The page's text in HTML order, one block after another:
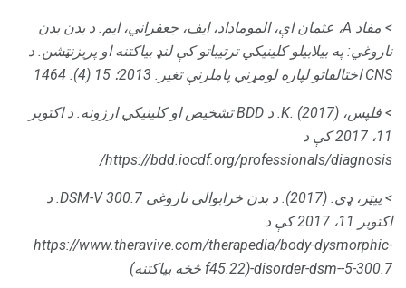
> مفاد A، عثمان اې، الموماداد، ایف، جعفراني، ایم. د بدن بدن
ناروغي: په بیلابیلو کلینیکي ترتیباتو کې لنډ بیاکتنه او پریزنټشن. د
CNS اختالفاتو لپاره لومړني پاملرنې تغیر.
2013؛ 15 (4): 1464
> فلپس، K. (2017). د BDD تشخیص او کلینیکي ارزونه.
د اکتوبر
11، 2017 کې د
https://bdd.iocdf.org/professionals/diagnosis/
> پیټر، ډي. (2017). د بدن خرابوالی ناروغی DSM-V 300.7.
د
اکتوبر 11، 2017 کې د
https://www.theravive.com/therapedia/body-dysmorphic-
disorder-dsm--5-300.7-(f45.22 څخه بیاکتنه)